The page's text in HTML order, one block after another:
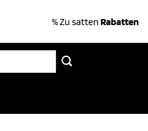
% Zu satten Rabatten